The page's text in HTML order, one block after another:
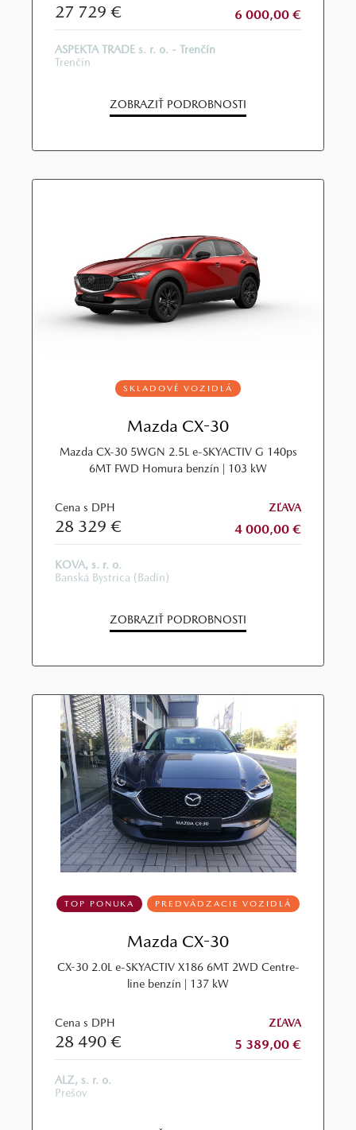
27 729 € 6 000,00 €
ASPEKTA TRADE s. r. o. - Trenčín
Trenčín
ZOBRAZIŤ PODROBNOSTI
SKLADOVÉ VOZIDLÁ
Mazda CX-30
Mazda CX‑30 5WGN 2.5L e‑SKYACTIV G 140ps
6MT FWD Homura benzín | 103 kW
Cena s DPH
28 329 €
ZĽAVA
4 000,00 €
KOVA, s. r. o.
Banská Bystrica (Badín)
ZOBRAZIŤ PODROBNOSTI
TOP PONUKA PREDVÁDZACIE VOZIDLÁ
Mazda CX-30
CX-30 2.0L e-SKYACTIV X186 6MT 2WD Centre-
line benzín | 137 kW
Cena s DPH
28 490 €
ZĽAVA
5 389,00 €
ALZ, s. r. o.
Prešov